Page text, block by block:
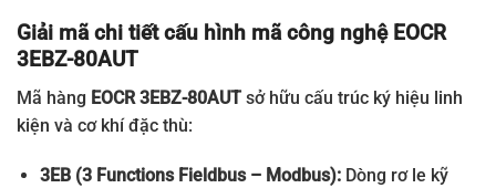
Giải mã chi tiết cấu hình mã công nghệ EOCR
3EBZ-80AUT
Mã hàng EOCR 3EBZ-80AUT sở hữu cấu trúc ký hiệu linh
kiện và cơ khí đặc thù:
3EB (3 Functions Fieldbus – Modbus):Dòng rơ le kỹ